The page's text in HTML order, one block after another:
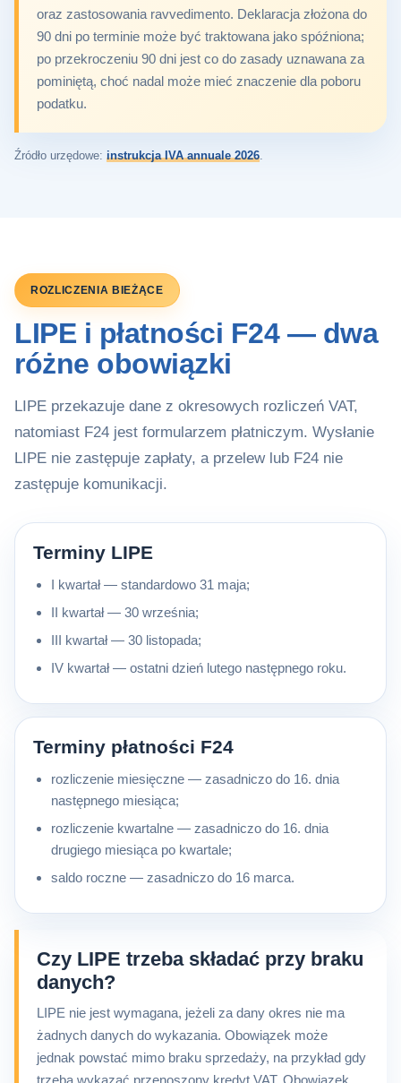
oraz zastosowania ravvedimento. Deklaracja złożona do
90 dni po terminie może być traktowana jako spóźniona;
po przekroczeniu 90 dni jest co do zasady uznawana za
pominiętą, choć nadal może mieć znaczenie dla poboru
podatku.
Źródło urzędowe: instrukcja IVA annuale 2026
ROZLICZENIA BIEŻĄCE
LIPE i płatności F24 — dwa
różne obowiązki
LIPE przekazuje dane z okresowych rozliczeń VAT,
natomiast F24 jest formularzem płatniczym. Wysłanie
LIPE nie zastępuje zapłaty, a przelew lub F24 nie
zastępuje komunikacji.
Terminy LIPE
I kwartał — standardowo 31 maja;
II kwartał — 30 września;
III kwartał — 30 listopada;
IV kwartał — ostatni dzień lutego następnego roku.
Terminy płatności F24
rozliczenie miesięczne — zasadniczo do 16. dnia
następnego miesiąca;
rozliczenie kwartalne — zasadniczo do 16. dnia
drugiego miesiąca po kwartale;
saldo roczne — zasadniczo do 16 marca.
Czy LIPE trzeba składać przy braku
danych?
LIPE nie jest wymagana, jeżeli za dany okres nie ma
żadnych danych do wykazania. Obowiązek może
jednak powstać mimo braku sprzedaży, na przykład gdy
trzeba wykazać przenoszony kredyt VAT. Obowiązek